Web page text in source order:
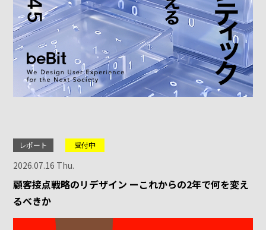
レポート 受付中
2026.07.16 Thu.
顧客接点戦略のリデザイン ーこれからの2年で何を変え
るべきか